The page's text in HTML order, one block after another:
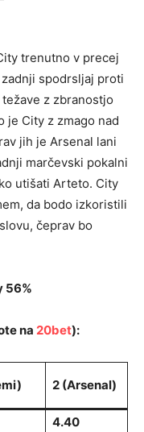
trenutno v precej
spodrsljaj proti
z zbranostjo
je City z zmago nad
jih je Arsenal lani
marčevski pokalni
utišati Arteto. City
da bodo izkoristili
čeprav bo
56%
na 20bet):
2 (Arsenal)
4.40